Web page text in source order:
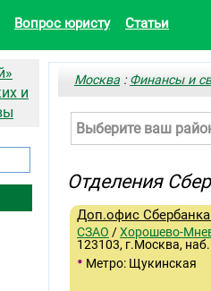
Вопрос юристу Статьи
Москва :Финансы и
Выберите ваш
Отделения
Доп.офис
СЗАО /Хорошево-
123103, г.Москва,
• Метро: Щукинская
и